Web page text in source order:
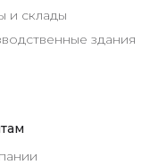
и склады
здания